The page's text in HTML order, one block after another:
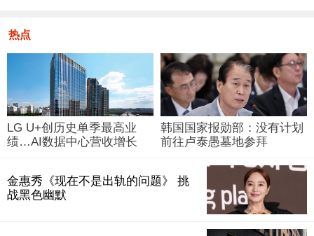
热点
LG U+创历史单季最高业
绩…AI数据中心营收增长
韩国国家报勋部：没有计划
前往卢泰愚墓地参拜
金惠秀《现在不是出轨的问题》 挑
战黑色幽默